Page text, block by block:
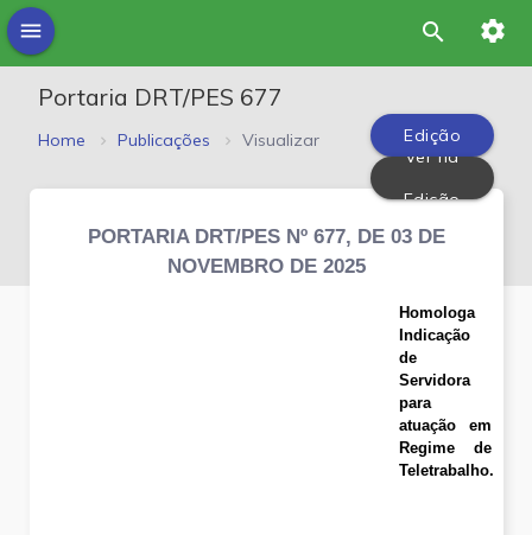
search settings
menu
Portaria DRT/PES 677
Home Publicações Visualizar
Edição
Ver na
Edição
PORTARIA DRT/PES Nº 677, DE 03 DE
NOVEMBRO DE 2025
Homologa
Indicação
de
Servidora
para
atuação em
Regime de
Teletrabalho.